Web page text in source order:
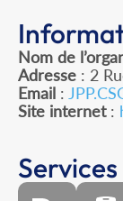
Nom de
Adresse : 2
Email :
Site internet: